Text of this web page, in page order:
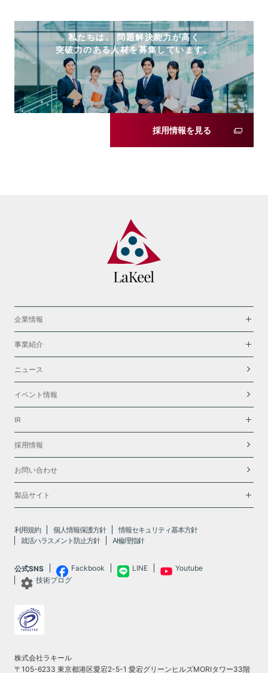
私たちは、 問題解決能力が高く
突破力のある人材を募集しています。
採用情報を見る
企業情報
事業紹介
ニュース
イベント情報
IR
採用情報
お問い合わせ
製品サイト
利用規約 個人情報保護方針
情報セキュリティ基本方針
就活ハラスメント防止方針
AI倫理指針
公式SNS Fackbook LINE
Youtube
技術ブログ
株式会社ラキール
〒105-6233 東京都港区愛宕2-5-1 愛宕グリーンヒルズMORIタワー33階